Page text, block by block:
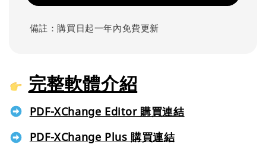
備註：購買日起一年內免費更新
完整軟體介紹
PDF-XChange Editor 購買連結
PDF-XChange Plus 購買連結